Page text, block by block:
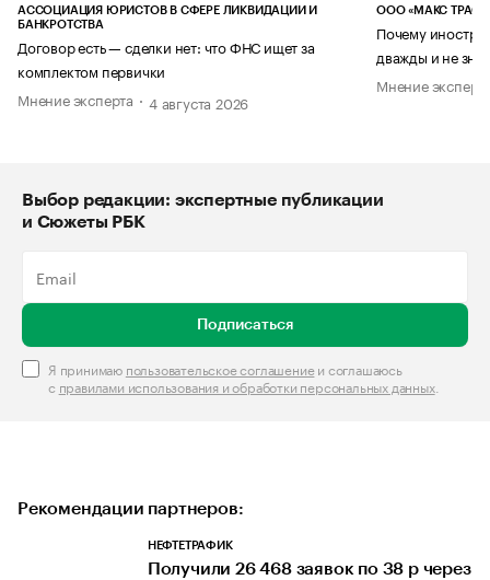
АССОЦИАЦИЯ ЮРИСТОВ В СФЕРЕ ЛИКВИДАЦИИ И
БАНКРОТСТВА
Договор есть — сделки нет: что ФНС ищет за
комплектом первички
Мнение эксперта
4 августа 2026
ООО «МАКС ТРАСТ»
Почему
дважды и не
Мнение
Выбор редакции: экспертные публикации
и Сюжеты РБК
Подписаться
Я принимаю пользовательское соглашениеи соглашаюсь
с правилами использования и обработки персональных данных.
Рекомендации партнеров:
НЕФТЕТРАФИК
Получили 26 468 заявок по 38 р через